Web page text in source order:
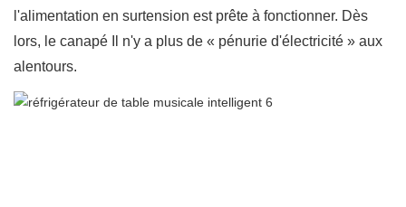
l'alimentation en surtension est prête à fonctionner. Dès
lors, le canapé Il n'y a plus de « pénurie d'électricité » aux
alentours.